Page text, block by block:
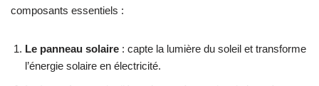
composants essentiels :
Le panneau solaire : capte la lumière du soleil et transforme
l’énergie solaire en électricité.